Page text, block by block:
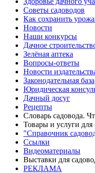
Советы садоводов
Как сохранить
Новости
Наши конкурсы
Дачное
Зелёная аптека
Вопросы-ответы
Новости
Законодательная база
Юридическая
Дачный досуг
Рецепты
Словарь садовода.
Товары и услуги для
"Справочник
Ссылки
Видеоматериалы
Выставки для
РЕКЛАМА